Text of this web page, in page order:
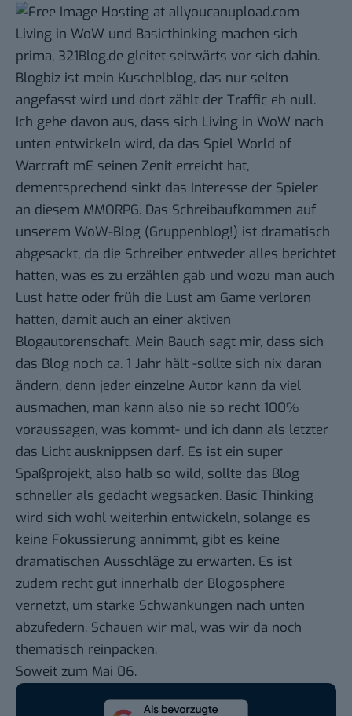
Living in WoW und Basicthinking machen sich
prima, 321Blog.de gleitet seitwärts vor sich dahin.
Blogbiz ist mein Kuschelblog, das nur selten
angefasst wird und dort zählt der Traffic eh null.
Ich gehe davon aus, dass sich Living in WoW nach
unten entwickeln wird, da das Spiel World of
Warcraft mE seinen Zenit erreicht hat,
dementsprechend sinkt das Interesse der Spieler
an diesem MMORPG. Das Schreibaufkommen auf
unserem WoW-Blog (Gruppenblog!) ist dramatisch
abgesackt, da die Schreiber entweder alles berichtet
hatten, was es zu erzählen gab und wozu man auch
Lust hatte oder früh die Lust am Game verloren
hatten, damit auch an einer aktiven
Blogautorenschaft. Mein Bauch sagt mir, dass sich
das Blog noch ca. 1 Jahr hält -sollte sich nix daran
ändern, denn jeder einzelne Autor kann da viel
ausmachen, man kann also nie so recht 100%
voraussagen, was kommt- und ich dann als letzter
das Licht ausknippsen darf. Es ist ein super
Spaßprojekt, also halb so wild, sollte das Blog
schneller als gedacht wegsacken. Basic Thinking
wird sich wohl weiterhin entwickeln, solange es
keine Fokussierung annimmt, gibt es keine
dramatischen Ausschläge zu erwarten. Es ist
zudem recht gut innerhalb der Blogosphere
vernetzt, um starke Schwankungen nach unten
abzufedern. Schauen wir mal, was wir da noch
thematisch reinpacken.
Soweit zum Mai 06.